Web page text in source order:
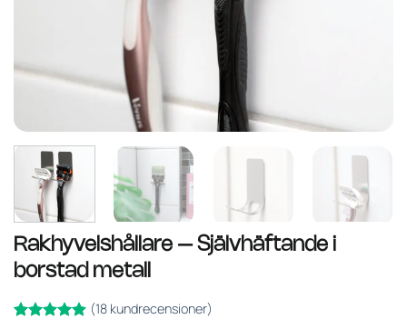
Rakhyvelshållare – Självhäftande i
borstad metall
(18kundrecensioner)